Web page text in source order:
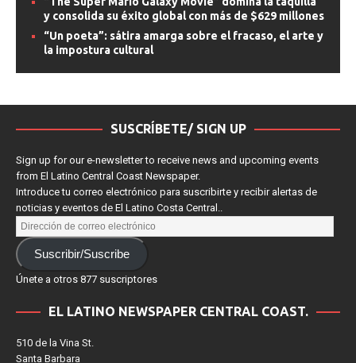
“The Super Mario Galaxy Movie” domina la taquilla
y consolida su éxito global con más de $629 millones
“Un poeta”: sátira amarga sobre el fracaso, el arte y
la impostura cultural
SUSCRÍBETE/ SIGN UP
Sign up for our e-newsletter to receive news and upcoming events
from El Latino Central Coast Newspaper.
Introduce tu correo electrónico para suscribirte y recibir alertas de
noticias y eventos de El Latino Costa Central..
Únete a otros 877 suscriptores
510 de la Vina St.